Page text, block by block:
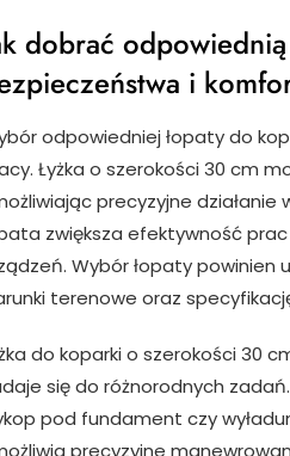
dobrać
i
odpowiedniej łopaty do
Łyżka o szerokości 30 cm
precyzyjne
zwiększa efektywność
Wybór łopaty powinien
terenowe oraz
do koparki o szerokości 30
się do różnorodnych
pod fundament czy
precyzyjne